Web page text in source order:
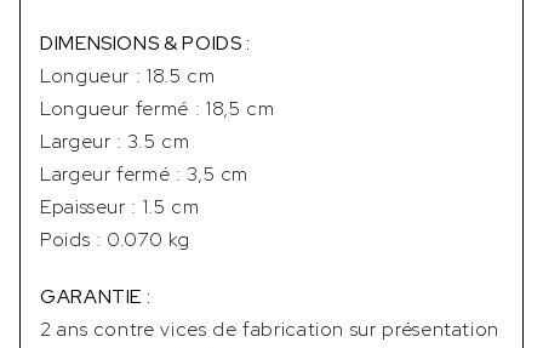
DIMENSIONS & POIDS :
Longueur : 18.5 cm
Longueur fermé : 18,5 cm
Largeur : 3.5 cm
Largeur fermé : 3,5 cm
Epaisseur : 1.5 cm
Poids : 0.070 kg
GARANTIE :
2 ans contre vices de fabrication sur présentation